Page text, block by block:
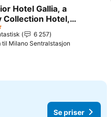
til i favoritter
Hotel Gallia, a
Collection Hotel,
6 257
til Milano Sentralstasjon
Se priser